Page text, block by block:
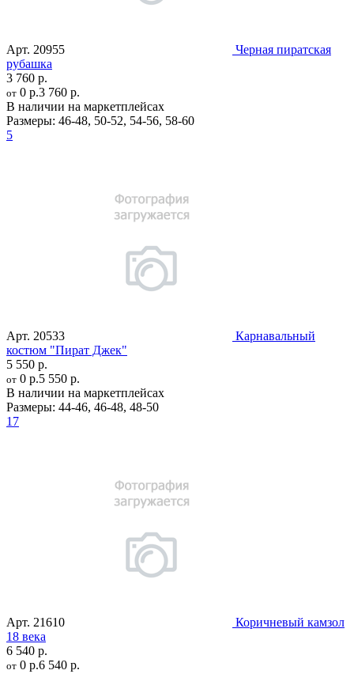
Арт. 20955
Черная пиратская
рубашка
3 760 р.
от 0 р.3 760 р.
В наличии на маркетплейсах
Размеры: 46-48, 50-52, 54-56, 58-60
5
Арт. 20533
Карнавальный
костюм "Пират Джек"
5 550 р.
от 0 р.5 550 р.
В наличии на маркетплейсах
Размеры: 44-46, 46-48, 48-50
17
Арт. 21610
Коричневый камзол
18 века
6 540 р.
от 0 р.6 540 р.